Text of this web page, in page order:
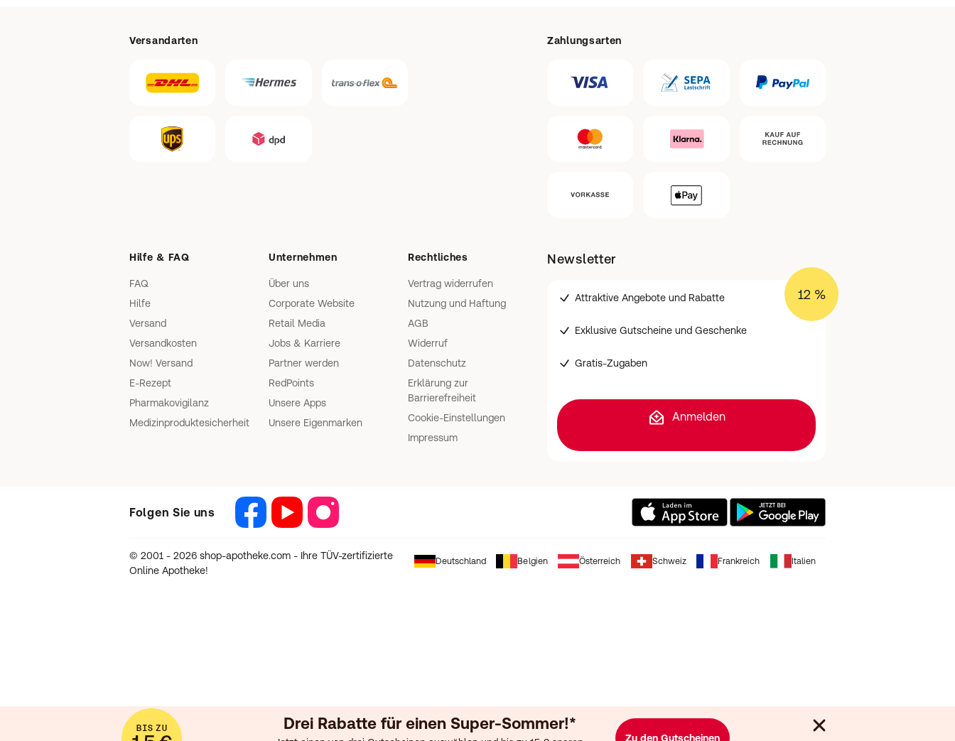
Drei Rabatte für einen Super-Sommer!*
Zu den Gutscheinen
Versandarten Zahlungsarten
Hilfe & FAQ
FAQ
Hilfe
Versand
Versandkosten
Now! Versand
E-Rezept
Pharmakovigilanz
Medizinproduktesicherheit
Unternehmen
Über uns
Corporate Website
Retail Media
Jobs & Karriere
Partner werden
RedPoints
Unsere Apps
Unsere Eigenmarken
Rechtliches
Vertrag widerrufen
Nutzung und Haftung
AGB
Widerruf
Datenschutz
Erklärung zur
Barrierefreiheit
Cookie-Einstellungen
Impressum
Newsletter
12 %
Attraktive Angebote und Rabatte
Exklusive Gutscheine und Geschenke
Gratis-Zugaben
Anmelden
Folgen Sie uns
© 2001 - 2026 shop-apotheke.com - Ihre TÜV-zertifizierte
Online Apotheke!
Deutschland Belgien Österreich Schweiz Frankreich Italien